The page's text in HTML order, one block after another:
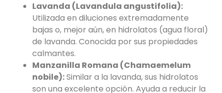
Lavanda (Lavandula angustifolia):
Utilizada en diluciones extremadamente
bajas o, mejor aún, en hidrolatos (agua floral)
de lavanda. Conocida por sus propiedades
calmantes.
Manzanilla Romana (Chamaemelum
nobile):Similar a la lavanda, sus hidrolatos
son una excelente opción. Ayuda a reducir la